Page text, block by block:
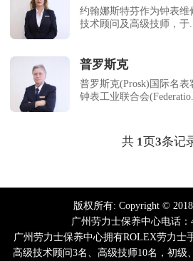
约翰娜斯特芬作为钟表
技术顾问及高级技师，于
普罗斯克
普罗斯克(Prosk)国际名
钟表工业联合会
共 1 页3条记
版权所有: Copyright ©
广州劳力士保养中心电话：
广州劳力士保养中心拥有ROLEX劳力士
高级技术顾问3名、高级技师10名，初级